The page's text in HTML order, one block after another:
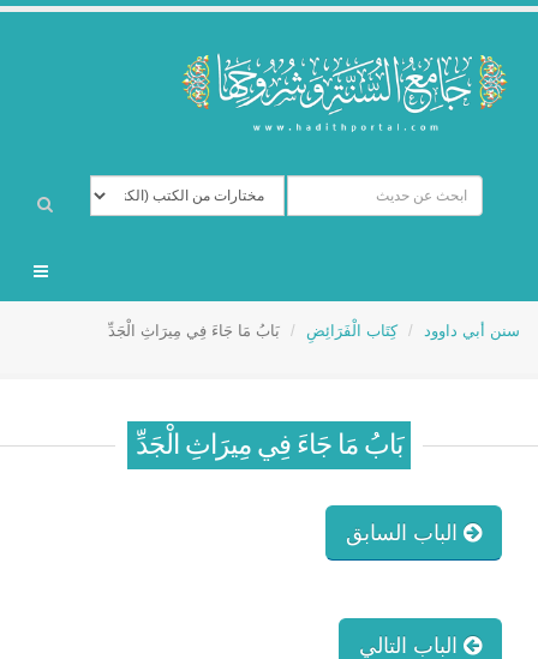
سنن أبي داوود كِتَاب الْفَرَائِضِ بَابُ مَا جَاءَ فِي مِيرَاثِ الْجَدِّ
بَابُ مَا جَاءَ فِي مِيرَاثِ الْجَدِّ
الباب السابق
الباب التالي